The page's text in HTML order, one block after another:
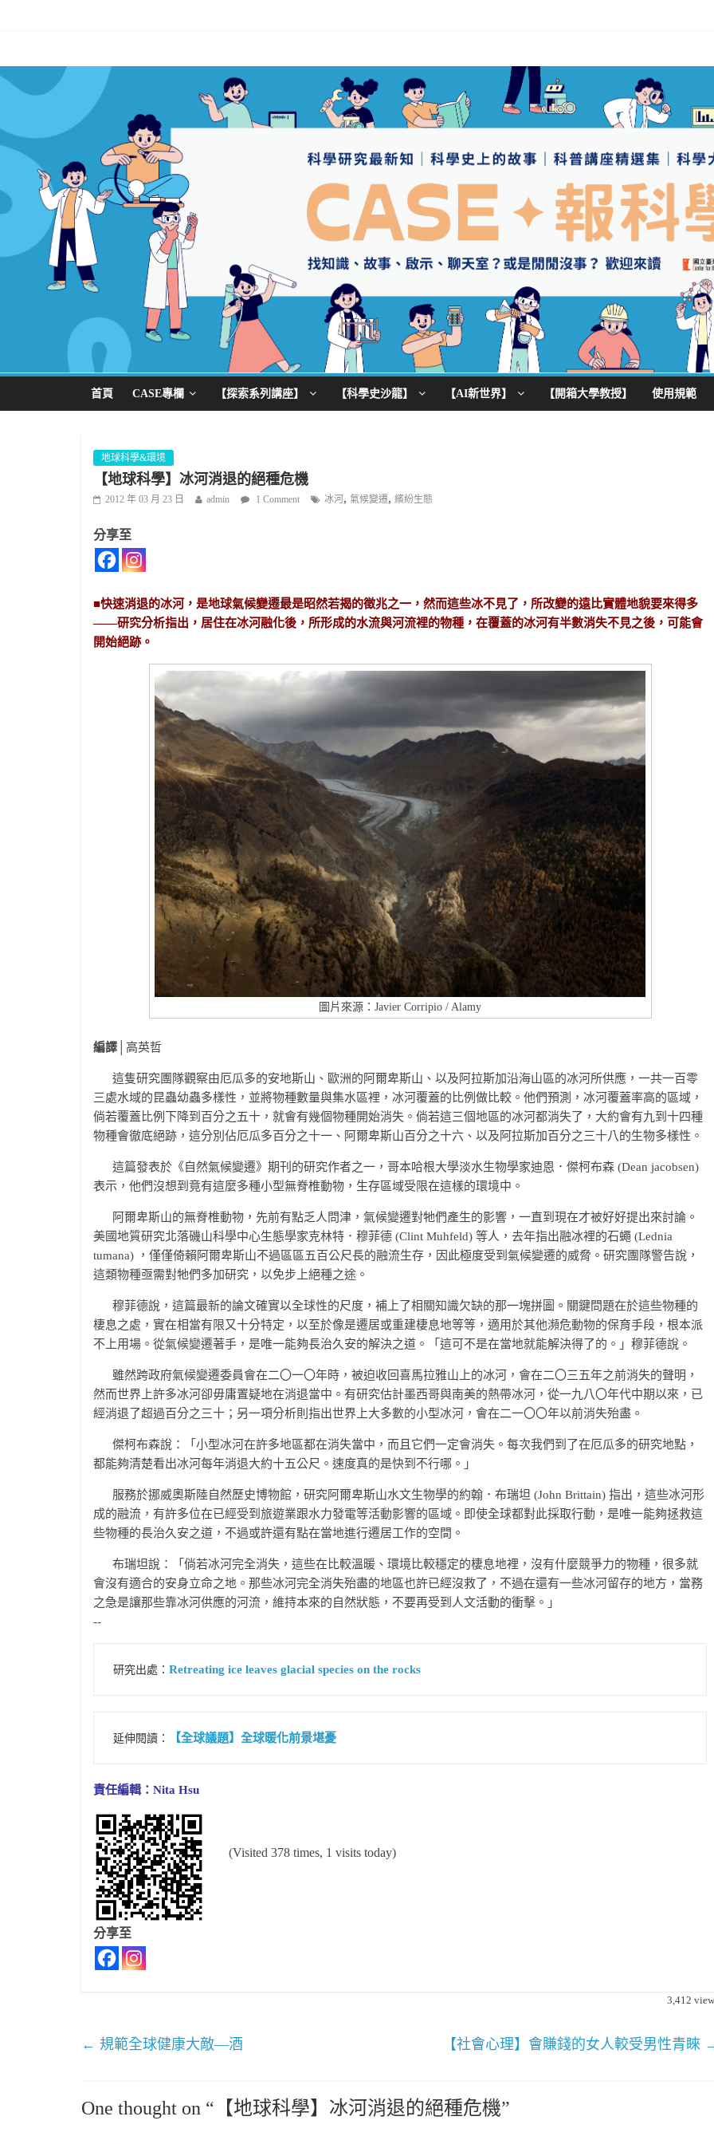
首頁 CASE專欄 【探索系列講座】 【科學史沙龍】 【AI新世界】 【開箱大學教授】 使用規範
地球科學&環境
【地球科學】冰河消退的絕種危機
2012 年 03 月 23 日 admin 1 Comment 冰河 , 氣候變遷, 繽紛生態
分享至
■快速消退的冰河，是地球氣候變遷最是昭然若揭的徵兆之一，然而這些冰不見了，所改變的遠比實體地貌要來得多
——研究分析指出，居住在冰河融化後，所形成的水流與河流裡的物種，在覆蓋的冰河有半數消失不見之後，可能會
開始絕跡。
圖片來源：Javier Corripio / Alamy
編譯 │高英哲
這隻研究團隊觀察由厄瓜多的安地斯山、歐洲的阿爾卑斯山、以及阿拉斯加沿海山區的冰河所供應，一共一百零
三處水域的昆蟲幼蟲多樣性，並將物種數量與集水區裡，冰河覆蓋的比例做比較。他們預測，冰河覆蓋率高的區域，
倘若覆蓋比例下降到百分之五十，就會有幾個物種開始消失。倘若這三個地區的冰河都消失了，大約會有九到十四種
物種會徹底絕跡，這分別佔厄瓜多百分之十一、阿爾卑斯山百分之十六、以及阿拉斯加百分之三十八的生物多樣性。
這篇發表於《自然氣候變遷》期刊的研究作者之一，哥本哈根大學淡水生物學家迪恩．傑柯布森 (Dean jacobsen)
表示，他們沒想到竟有這麼多種小型無脊椎動物，生存區域受限在這樣的環境中。
阿爾卑斯山的無脊椎動物，先前有點乏人問津，氣候變遷對牠們產生的影響，一直到現在才被好好提出來討論。
美國地質研究北落磯山科學中心生態學家克林特．穆菲德 (Clint Muhfeld) 等人，去年指出融冰裡的石蠅 (Lednia
tumana) ，僅僅倚賴阿爾卑斯山不過區區五百公尺長的融流生存，因此極度受到氣候變遷的威脅。研究團隊警告說，
這類物種亟需對牠們多加研究，以免步上絕種之途。
穆菲德說，這篇最新的論文確實以全球性的尺度，補上了相關知識欠缺的那一塊拼圖。關鍵問題在於這些物種的
棲息之處，實在相當有限又十分特定，以至於像是遷居或重建棲息地等等，適用於其他瀕危動物的保育手段，根本派
不上用場。從氣候變遷著手，是唯一能夠長治久安的解決之道。「這可不是在當地就能解決得了的。」穆菲德說。
雖然跨政府氣候變遷委員會在二〇一〇年時，被迫收回喜馬拉雅山上的冰河，會在二〇三五年之前消失的聲明，
然而世界上許多冰河卻毋庸置疑地在消退當中。有研究估計墨西哥與南美的熱帶冰河，從一九八〇年代中期以來，已
經消退了超過百分之三十；另一項分析則指出世界上大多數的小型冰河，會在二一〇〇年以前消失殆盡。
傑柯布森說：「小型冰河在許多地區都在消失當中，而且它們一定會消失。每次我們到了在厄瓜多的研究地點，
都能夠清楚看出冰河每年消退大約十五公尺。速度真的是快到不行哪。」
服務於挪威奧斯陸自然歷史博物館，研究阿爾卑斯山水文生物學的約翰．布瑞坦 (John Brittain) 指出，這些冰河形
成的融流，有許多位在已經受到旅遊業跟水力發電等活動影響的區域。即使全球都對此採取行動，是唯一能夠拯救這
些物種的長治久安之道，不過或許還有點在當地進行遷居工作的空間。
布瑞坦說：「倘若冰河完全消失，這些在比較溫暖、環境比較穩定的棲息地裡，沒有什麼競爭力的物種，很多就
會沒有適合的安身立命之地。那些冰河完全消失殆盡的地區也許已經沒救了，不過在還有一些冰河留存的地方，當務
之急是讓那些靠冰河供應的河流，維持本來的自然狀態，不要再受到人文活動的衝擊。」
--
研究出處： Retreating ice leaves glacial species on the rocks
延伸閱讀： 【全球議題】全球暖化前景堪憂
責任編輯：Nita Hsu
(Visited 378 times, 1 visits today)
分享至
3,412
← 規範全球健康大敵—酒 【社會心理】會賺錢的女人較受男性青睞
One thought on “ 【地球科學】冰河消退的絕種危機”